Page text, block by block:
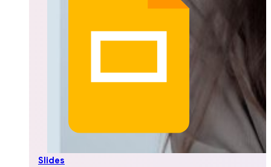
Slides